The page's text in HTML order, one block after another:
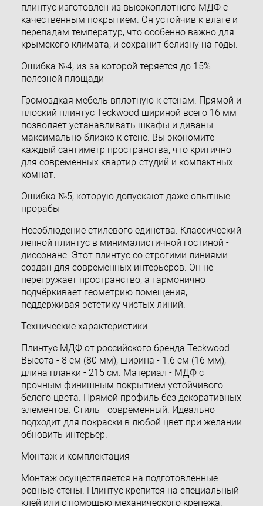
плинтус изготовлен из высокоплотного МДФ с
качественным покрытием. Он устойчив к влаге и
перепадам температур, что особенно важно для
крымского климата, и сохранит белизну на годы.
Ошибка №4, из-за которой теряется до 15%
полезной площади
Громоздкая мебель вплотную к стенам. Прямой и
плоский плинтус Teckwood шириной всего 16 мм
позволяет устанавливать шкафы и диваны
максимально близко к стене. Вы экономите
каждый сантиметр пространства, что критично
для современных квартир-студий и компактных
комнат.
Ошибка №5, которую допускают даже опытные
прорабы
Несоблюдение стилевого единства. Классический
лепной плинтус в минималистичной гостиной -
диссонанс. Этот плинтус со строгими линиями
создан для современных интерьеров. Он не
перегружает пространство, а гармонично
подчёркивает геометрию помещения,
поддерживая эстетику чистых линий.
Технические характеристики
Плинтус МДФ от российского бренда Teckwood.
Высота - 8 см (80 мм), ширина - 1.6 см (16 мм),
длина планки - 215 см. Материал - МДФ с
прочным финишным покрытием устойчивого
белого цвета. Прямой профиль без декоративных
элементов. Стиль - современный. Идеально
подходит для покраски в любой цвет при желании
обновить интерьер.
Монтаж и комплектация
Монтаж осуществляется на подготовленные
ровные стены. Плинтус крепится на специальный
клей или с помощью механического крепежа.